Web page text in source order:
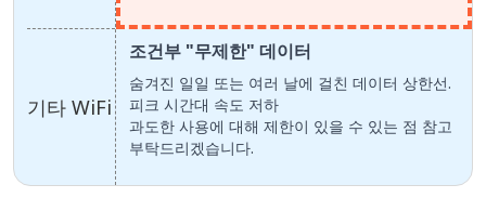
기타 WiFi
조건부 "무제한" 데이터
숨겨진 일일 또는 여러 날에 걸친 데이터 상한선.
피크 시간대 속도 저하
과도한 사용에 대해 제한이 있을 수 있는 점 참고
부탁드리겠습니다.